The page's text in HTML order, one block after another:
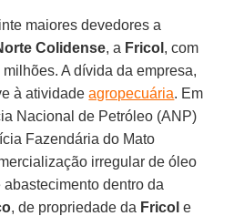
maiores devedores a
Colidense, a Fricol , com
A dívida da empresa,
à atividadeagropecuária. Em
Nacional de Petróleo (ANP)
Fazendária do Mato
irregular de óleo
dentro da
, de propriedade da Fricol e